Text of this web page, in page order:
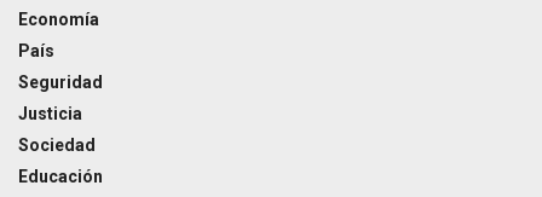
Economía
País
Seguridad
Justicia
Sociedad
Educación